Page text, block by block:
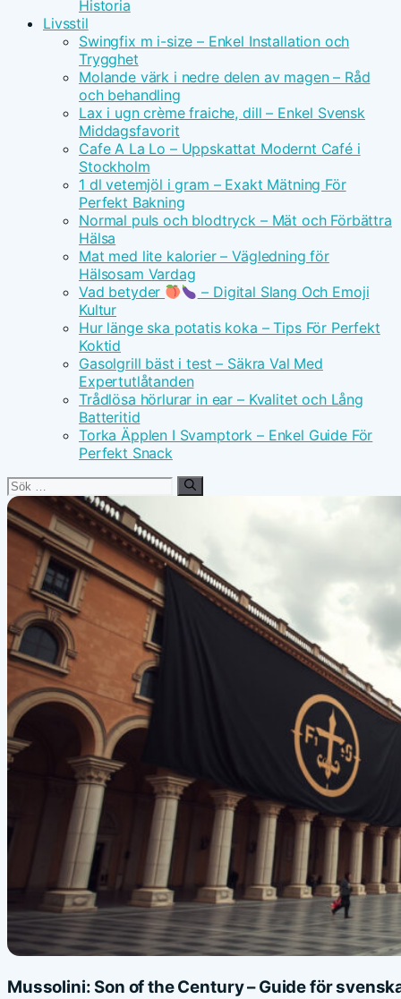
Historia
Livsstil
Swingfix m i-size – Enkel Installation och
Trygghet
Molande värk i nedre delen av magen – Råd
och behandling
Lax i ugn crème fraiche, dill – Enkel Svensk
Middagsfavorit
Cafe A La Lo – Uppskattat Modernt Café i
Stockholm
1 dl vetemjöl i gram – Exakt Mätning För
Perfekt Bakning
Normal puls och blodtryck – Mät och Förbättra
Hälsa
Mat med lite kalorier – Vägledning för
Hälsosam Vardag
Vad betyder
– Digital Slang Och Emoji
Kultur
Hur länge ska potatis koka – Tips För Perfekt
Koktid
Gasolgrill bäst i test – Säkra Val Med
Expertutlåtanden
Trådlösa hörlurar in ear – Kvalitet och Lång
Batteritid
Torka Äpplen I Svamptork – Enkel Guide För
Perfekt Snack
Sök
efter:
Mussolini: Son of the Century – Guide för